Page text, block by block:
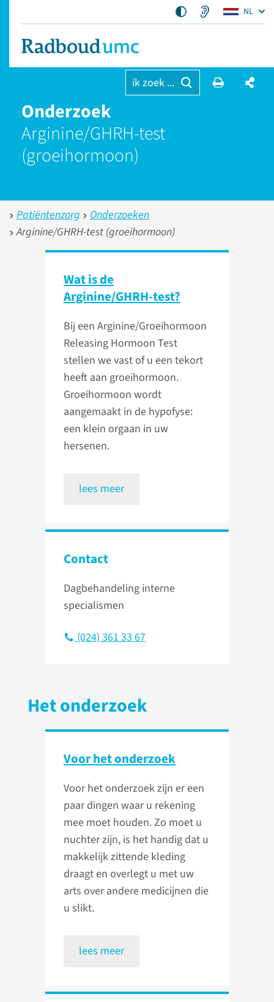
NL
ik zoek ...
Onderzoek
Arginine/GHRH-test
(groeihormoon)
Patiëntenzorg
Onderzoeken
Arginine/GHRH-test (groeihormoon)
Wat is de
Arginine/GHRH-test?
Bij een Arginine/Groeihormoon
Releasing Hormoon Test
stellen we vast of u een tekort
heeft aan groeihormoon.
Groeihormoon wordt
aangemaakt in de hypofyse:
een klein orgaan in uw
hersenen.
lees meer
Contact
Dagbehandeling interne
specialismen
(024) 361 33 67
Het onderzoek
Voor het onderzoek
Voor het onderzoek zijn er een
paar dingen waar u rekening
mee moet houden. Zo moet u
nuchter zijn, is het handig dat u
makkelijk zittende kleding
draagt en overlegt u met uw
arts over andere medicijnen die
u slikt.
lees meer